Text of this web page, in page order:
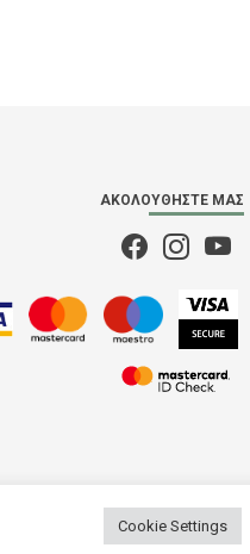
ΑΚΟΛΟΥΘΉΣΤΕ ΜΑΣ
Cookie Settings